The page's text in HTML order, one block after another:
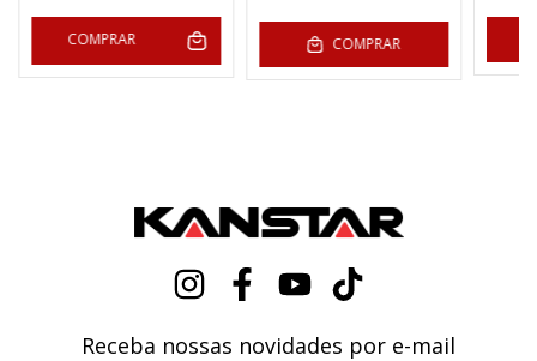
COMPRAR COMPRAR
Receba nossas novidades por e-mail